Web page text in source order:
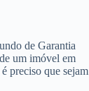
de Garantia
um imóvel em
preciso que sejam